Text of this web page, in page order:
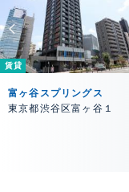
賃貸
富ヶ谷スプリングス
東京都渋谷区富ヶ谷１